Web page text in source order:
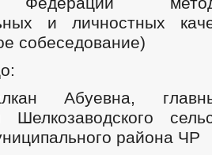
и личностных
собеседование)
Абуевна,
Шелкозаводского
района ЧР